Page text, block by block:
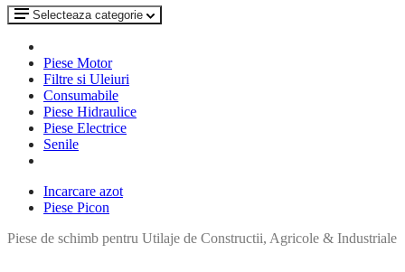
Selecteaza categorie
Piese Motor
Filtre si Uleiuri
Consumabile
Piese Hidraulice
Piese Electrice
Senile
Incarcare azot
Piese Picon
Piese de schimb pentru Utilaje de Constructii, Agricole & Industriale